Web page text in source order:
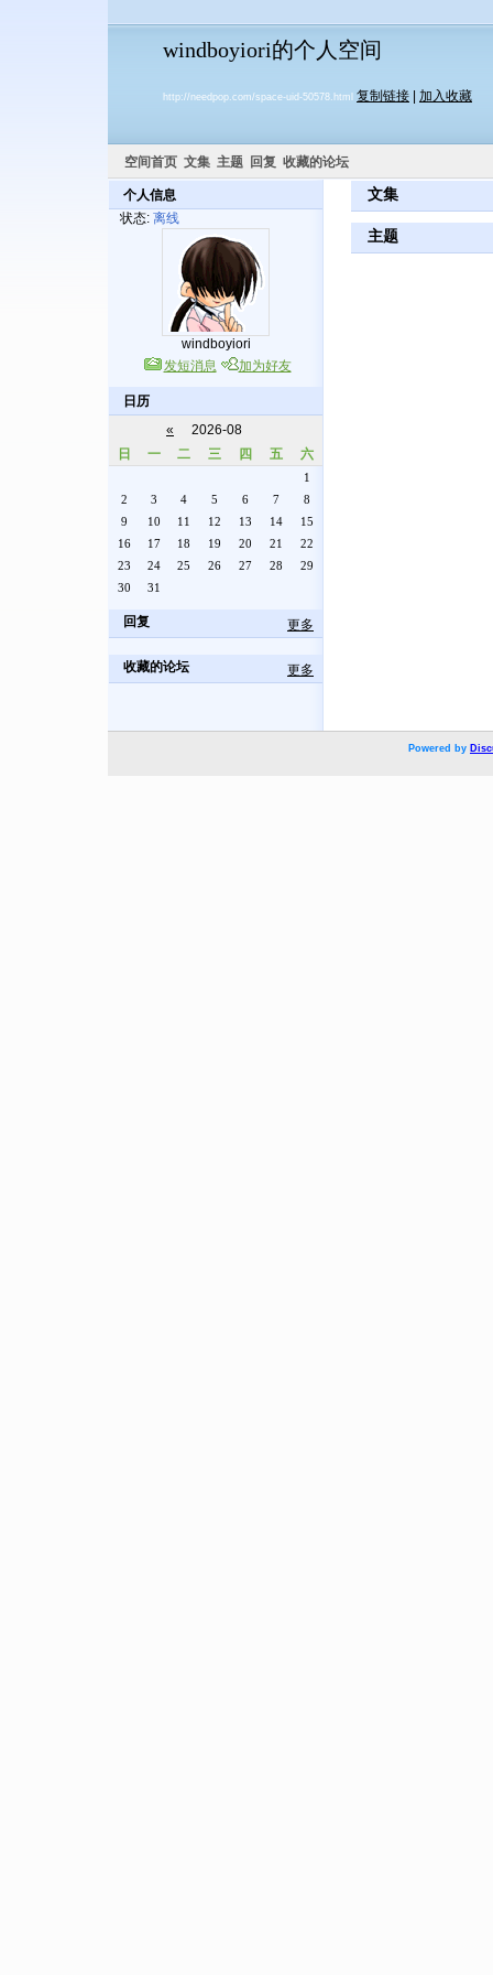
windboyiori的个人空间
http://needpop.com/space-uid-50578.html 复制链接 加入收藏
空间首页 文集 主题 回复 收藏的论坛
个人信息
状态: 离线
windboyiori
发短消息
加为好友
日历
«
2026-08
日
一 二 三 四 五 六
1
2
3 4 5 6 7
8
9
10 11 12 13 14
15
16
17 18 19 20 21
22
23
24 25 26 27 28
29
30
31
回复 更多
收藏的论坛 更多
文集
主题
Powered by